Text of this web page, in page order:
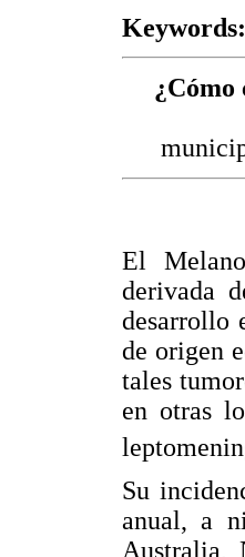
Keywords:
El
derivada
desarrollo
de origen
tales
en otras
Su
anual, a
Australia,